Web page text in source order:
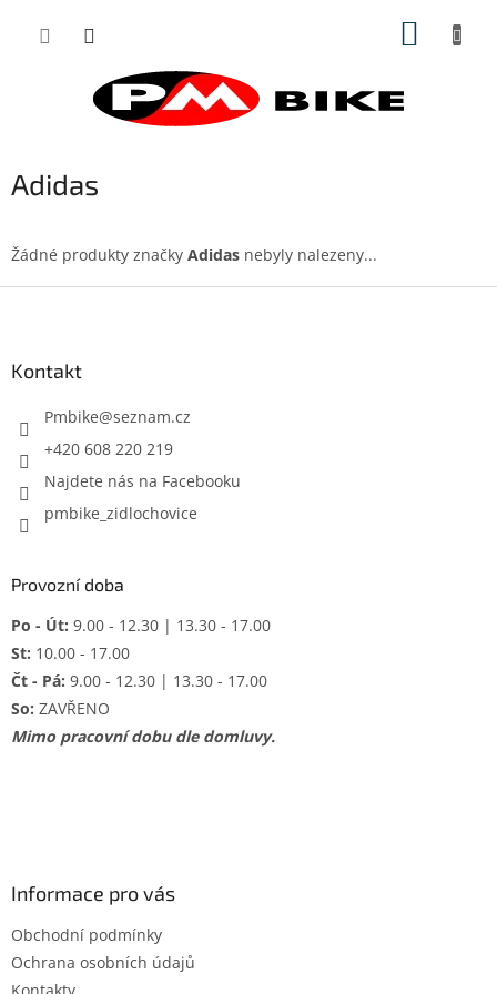
Adidas
Žádné produkty značky Adidas nebyly nalezeny...
Kontakt
Pmbike@seznam.cz
+420 608 220 219
Najdete nás na Facebooku
pmbike_zidlochovice
Provozní doba
Po - Út: 9.00 - 12.30 | 13.30 - 17.00
St: 10.00 - 17.00
Čt - Pá: 9.00 - 12.30 | 13.30 - 17.00
So: ZAVŘENO
Mimo pracovní dobu dle domluvy.
Informace pro vás
Obchodní podmínky
Ochrana osobních údajů